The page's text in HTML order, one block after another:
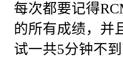
每次都要记得
的所有成绩，并
试一共5分钟不